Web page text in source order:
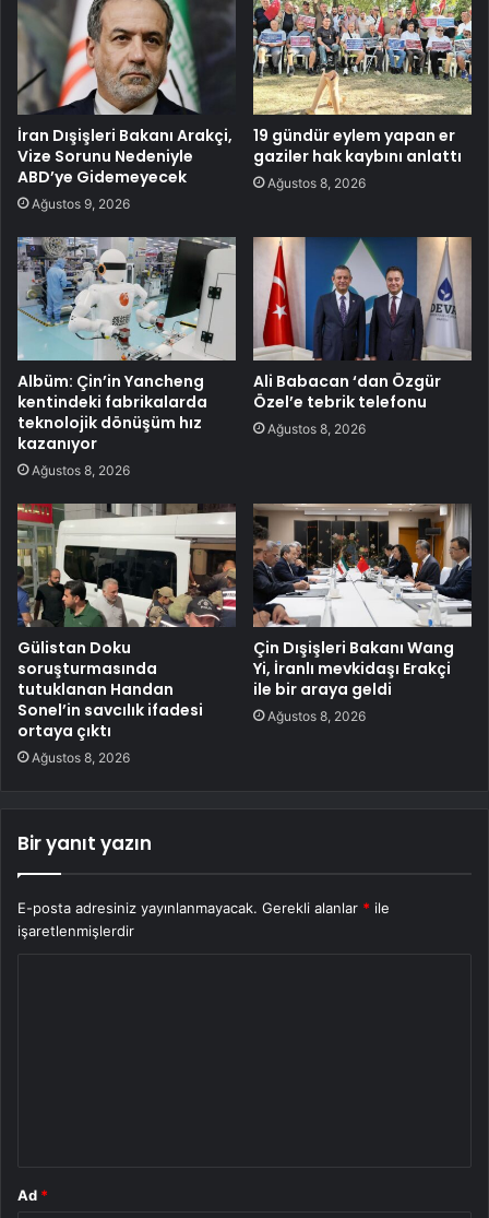
İran Dışişleri Bakanı Arakçi,
Vize Sorunu Nedeniyle
ABD’ye Gidemeyecek
Ağustos 9, 2026
19 gündür eylem yapan er
gaziler hak kaybını anlattı
Ağustos 8, 2026
Albüm: Çin’in Yancheng
kentindeki fabrikalarda
teknolojik dönüşüm hız
kazanıyor
Ağustos 8, 2026
Ali Babacan ‘dan Özgür
Özel’e tebrik telefonu
Ağustos 8, 2026
Gülistan Doku
soruşturmasında
tutuklanan Handan
Sonel’in savcılık ifadesi
ortaya çıktı
Ağustos 8, 2026
Çin Dışişleri Bakanı Wang
Yi, İranlı mevkidaşı Erakçi
ile bir araya geldi
Ağustos 8, 2026
Bir yanıt yazın
E-posta adresiniz yayınlanmayacak. Gerekli alanlar * ile
işaretlenmişlerdir
Ad *